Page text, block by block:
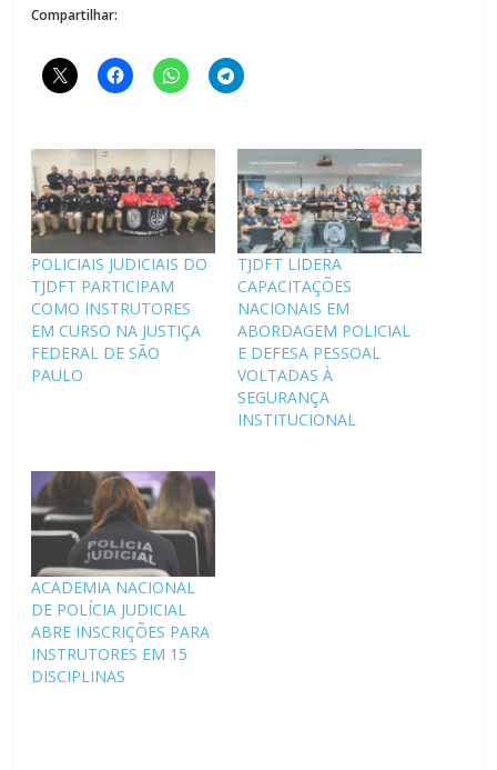
Compartilhar:
POLICIAIS JUDICIAIS DO
TJDFT PARTICIPAM
COMO INSTRUTORES
EM CURSO NA JUSTIÇA
FEDERAL DE SÃO
PAULO
TJDFT LIDERA
CAPACITAÇÕES
NACIONAIS EM
ABORDAGEM POLICIAL
E DEFESA PESSOAL
VOLTADAS À
SEGURANÇA
INSTITUCIONAL
ACADEMIA NACIONAL
DE POLÍCIA JUDICIAL
ABRE INSCRIÇÕES PARA
INSTRUTORES EM 15
DISCIPLINAS